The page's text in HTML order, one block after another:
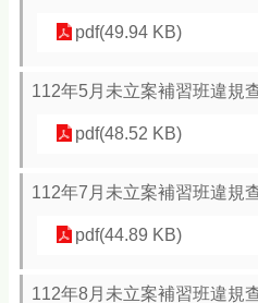
pdf(49.94 KB)
112年5月未立案補習班違規
pdf(48.52 KB)
112年7月未立案補習班違規
pdf(44.89 KB)
112年8月未立案補習班違規